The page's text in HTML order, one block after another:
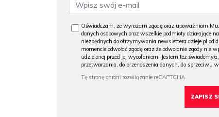
Oświadczam, że wyrażam zgodę oraz upoważniam
danych osobowych oraz wszelkie podmioty działające
niezbędnych do otrzymywania newslettera dzieje.pl od
momencie odwołać zgodę oraz że odwołanie zgody
udzielonej przed jej wycofaniem. Jestem też świadomy/
przetwarzania, do przenoszenia danych, do sprzeciwu